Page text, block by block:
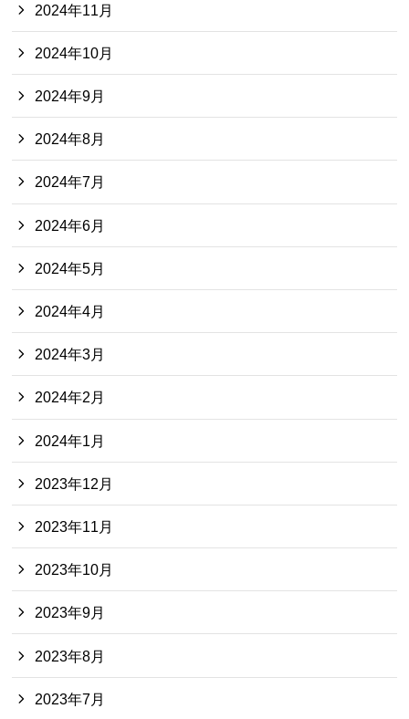
2024年11月
2024年10月
2024年9月
2024年8月
2024年7月
2024年6月
2024年5月
2024年4月
2024年3月
2024年2月
2024年1月
2023年12月
2023年11月
2023年10月
2023年9月
2023年8月
2023年7月